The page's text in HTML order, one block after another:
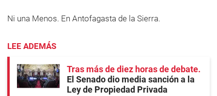
Ni una Menos. En Antofagasta de la Sierra.
LEE ADEMÁS
Tras más de diez horas de debate
El Senado dio media sanción a la
Ley de Propiedad Privada